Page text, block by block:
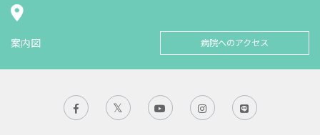
案内図 病院へのアクセス